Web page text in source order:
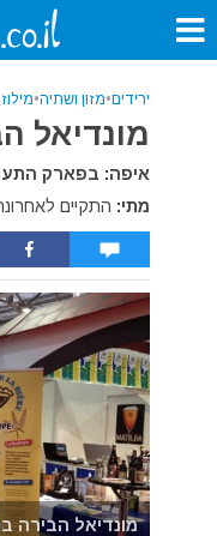
ירידים•מזון ושתיה•מילוז
מונדיאל
איפה: בפארק
מתי: התקיים לאחרונה
מונדיאל הבירה